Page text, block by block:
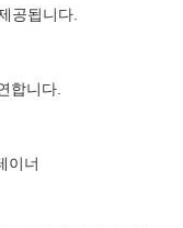
공됩니다.
합니다.
이너